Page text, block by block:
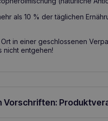
als 10 % der täglichen
in einer geschlossenen
nicht entgehen!
Vorschriften: